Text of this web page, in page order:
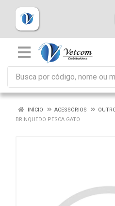
INÍCIO ACESSÓRIOS
BRINQUEDO PESCA GATO